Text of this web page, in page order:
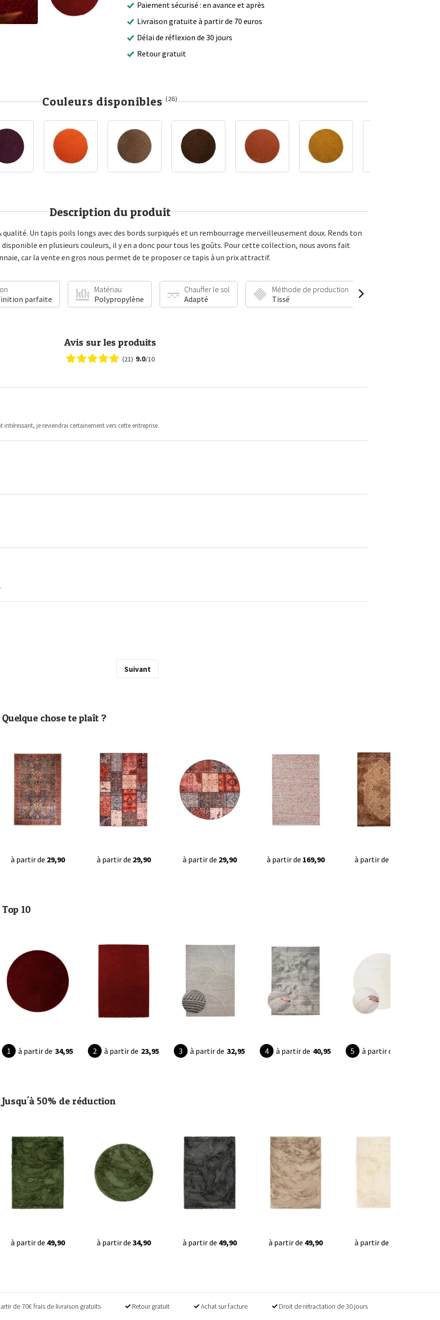
Paiement sécurisé : en avance et après
Livraison gratuite à partir de 70 euros
Délai de réflexion de 30 jours
Retour gratuit
Couleurs disponibles (26)
Description du produit
qualité. Un tapis poils longs avec des bords surpiqués et un rembourrage merveilleusement doux. Rends ton
en plusieurs couleurs, il y en a donc pour tous les goûts. Pour cette collection, nous avons fait
car la vente en gros nous permet de te proposer ce tapis à un prix attractif.
parfaite
Matériau
Polypropylène
Chauffer le sol
Adapté
Méthode de production
Tissé
Avis sur les produits
(21) 9.0/10
je reviendrai certainement vers cette entreprise.
Suivant
Quelque chose te plaît ?
à partir de 29,90 à partir de 29,90 à partir de 29,90 à partir de 169,90 à partir de
Top 10
à partir de 34,95 à partir de 23,95 à partir de 32,95 à partir de 40,95 à partir de
Jusqu'à 50% de réduction
à partir de 49,90 à partir de 34,90 à partir de 49,90 à partir de 49,90 à partir de
de 70€ frais de livraison gratuits Retour gratuit Achat sur facture Droit de rétractation de 30 jours